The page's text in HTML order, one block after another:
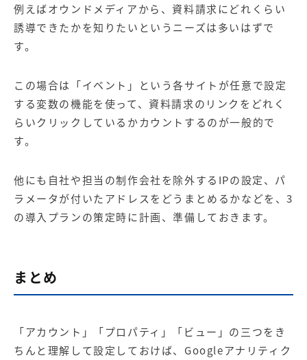
例えばオウンドメディアから、資料請求にどれくらい
誘導できたかを知りたいというニーズは多いはずで
す。
この場合は「イベント」という各サイトが任意で設定
する変数の機能を使って、資料請求のリンクをどれく
らいクリックしているかカウントするのが一般的で
す。
他にも自社や担当の制作会社を除外するIPの設定、パ
ラメータが付いたアドレスをどうまとめるかなどを、3
の導入プランの策定時に計画、準備しておきます。
まとめ
「アカウント」「プロパティ」「ビュー」の三つをき
ちんと理解して設定しておけば、Googleアナリティク